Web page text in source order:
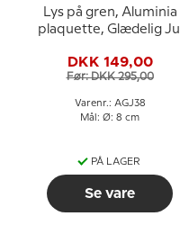
Lys på gren, Aluminia
plaquette, Glædelig Jul
DKK 149,00
Før: DKK 295,00
Varenr.: AGJ38
Mål: Ø: 8 cm
PÅ LAGER
Se vare